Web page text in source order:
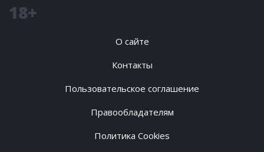
18+
О сайте
Контакты
Пользовательское соглашение
Правообладателям
Политика Cookies